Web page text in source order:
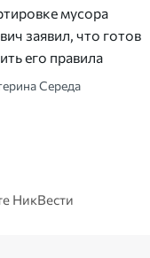
мусора
заявил, что готов
его правила
Середа
НикВести